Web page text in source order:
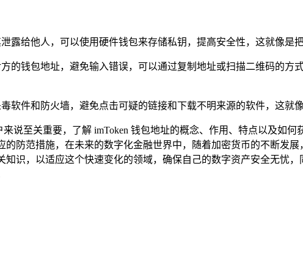
露给他人，可以使用硬件钱包来存储私钥，提高安全性，这就像是
的钱包地址，避免输入错误，可以通过复制地址或扫描二维码的方
软件和防火墙，避免点击可疑的链接和下载不明来源的软件，这就
说至关重要，了解 imToken 钱包地址的概念、作用、特点以及如
防范措施，在未来的数字化金融世界中，随着加密货币的不断发
识，以适应这个快速变化的领域，确保自己的数字资产安全无忧